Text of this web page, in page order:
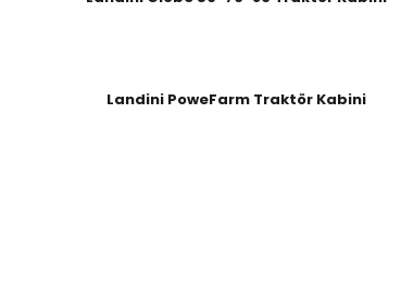
Landini PoweFarm Traktör Kabini